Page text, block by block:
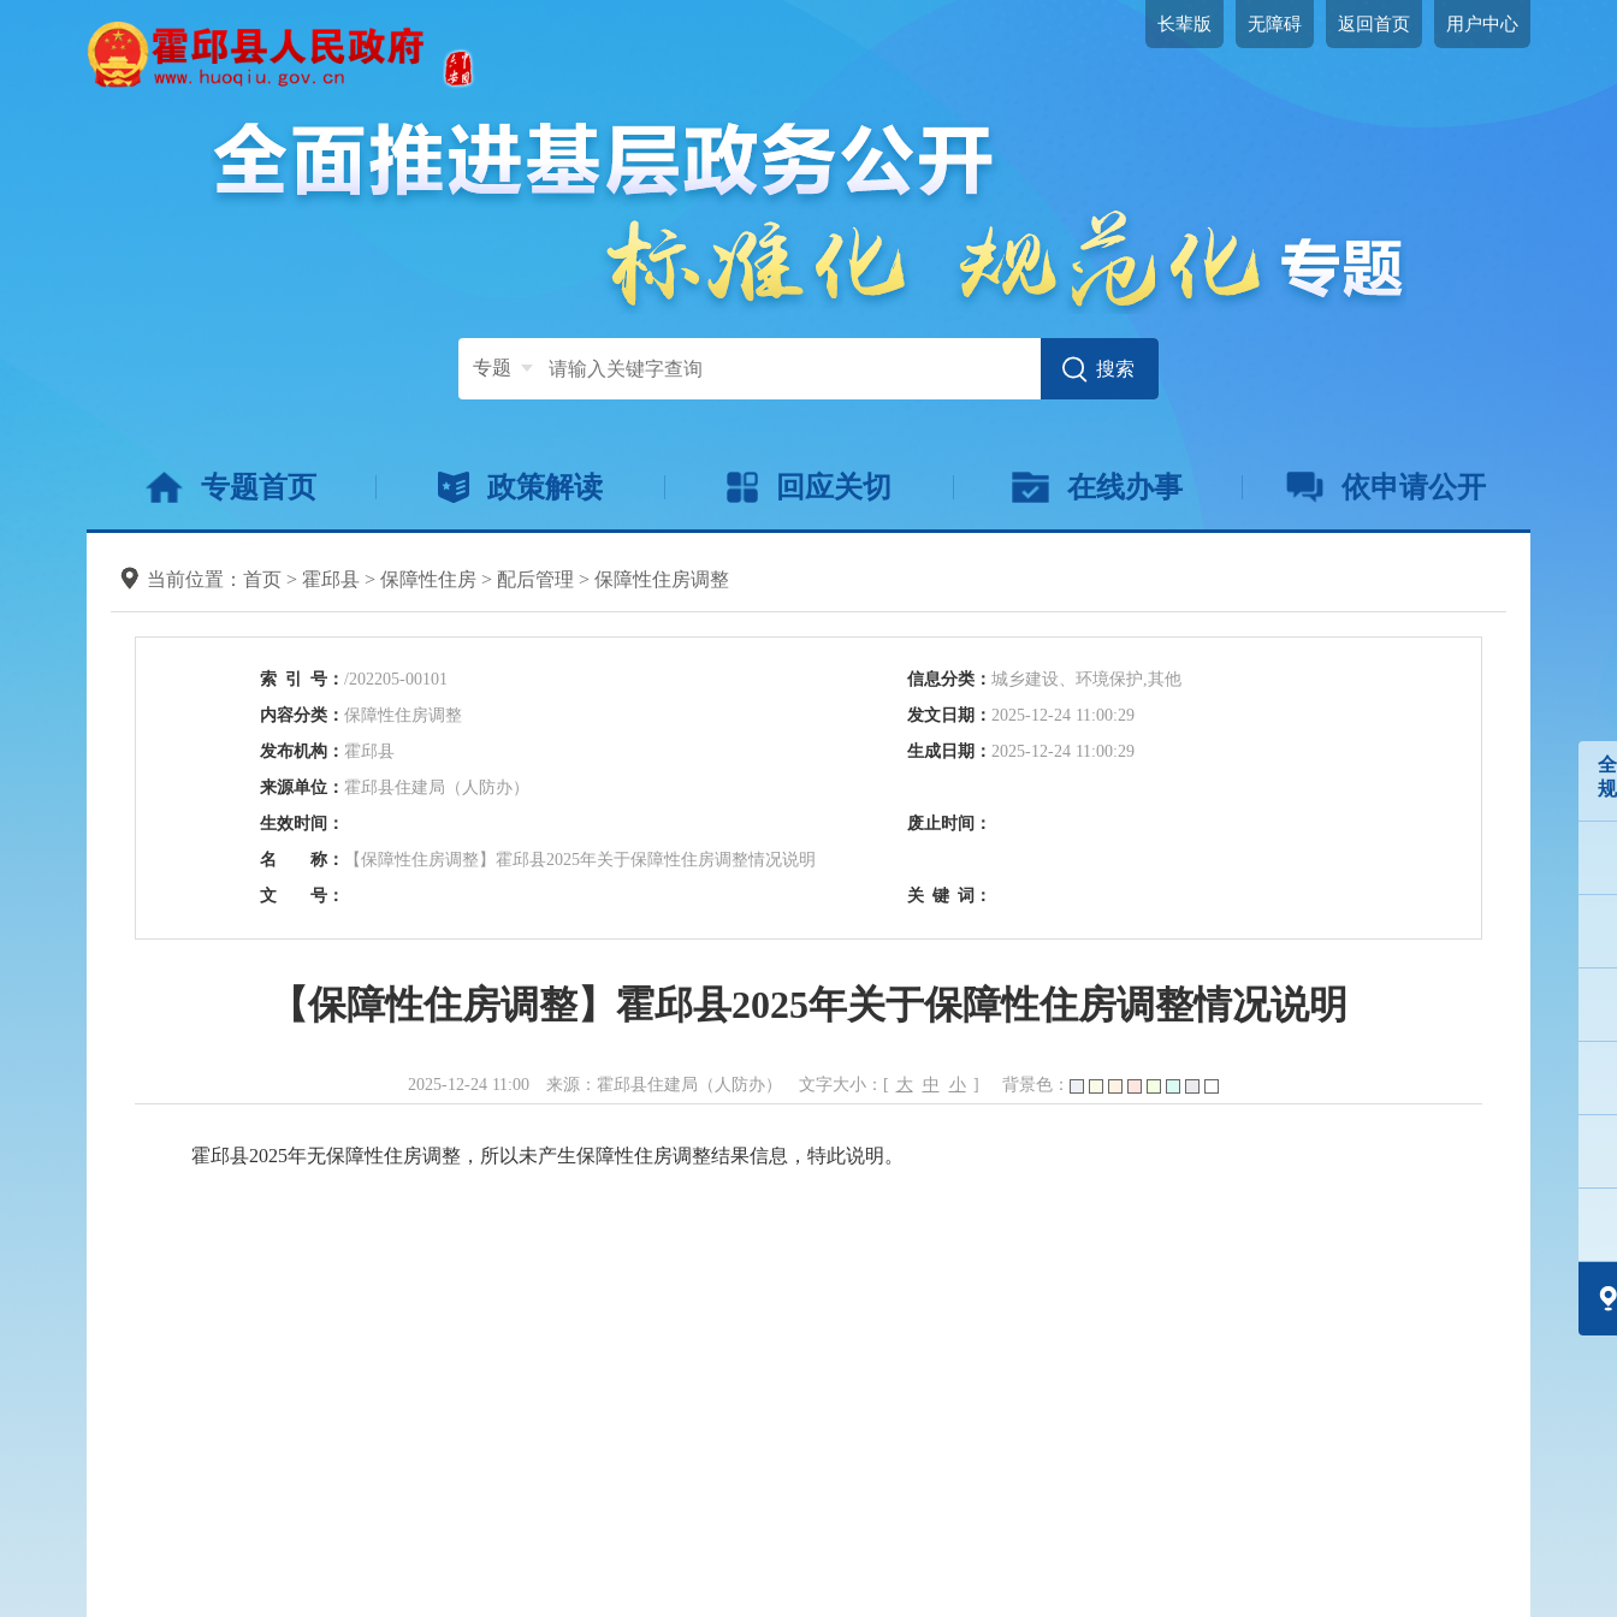
长辈版 无障碍 返回首页 用户中心
专题
专题首页 政策解读 回应关切 在线办事 依申请公开
当前位置： 首页 > 霍邱县 > 保障性住房 > 配后管理 > 保障性住房调整
索 引 号： /202205-00101 信息分类： 城乡建设、环境保护,其他
内容分类： 保障性住房调整 发文日期： 2025-12-24 11:00:29
发布机构： 霍邱县 生成日期： 2025-12-24 11:00:29
来源单位： 霍邱县住建局（人防办）
生效时间：
废止时间：
名 称：
【保障性住房调整】霍邱县2025年关于保障性住房调整情况说明
文 号：
关 键 词：
【保障性住房调整】霍邱县2025年关于保障性住房调整情况说明
2025-12-24 11:00 来源：霍邱县住建局（人防办） 文字大小：[ 大 中 小 ] 背景色：
霍邱县2025年无保障性住房调整，所以未产生保障性住房调整结果信息，特此说明。